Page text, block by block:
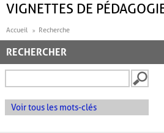
VIGNETTES DE
Accueil Recherche
RECHERCHER
Voir tous les mots-clés